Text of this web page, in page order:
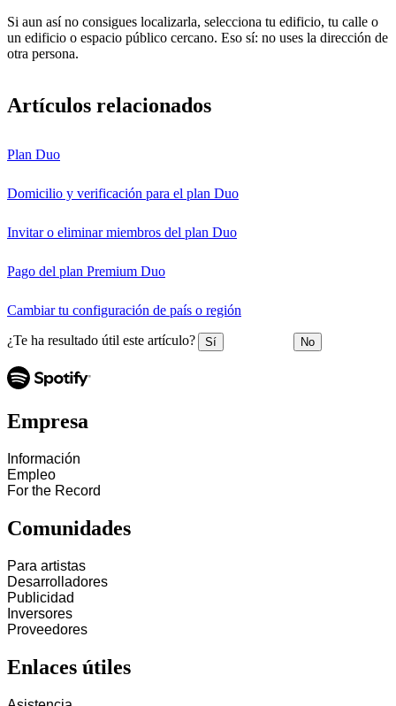
Si aun así no consigues localizarla, selecciona tu edificio, tu calle o
un edificio o espacio público cercano. Eso sí: no uses la dirección de
otra persona.
Artículos relacionados
Plan Duo
Domicilio y verificación para el plan Duo
Invitar o eliminar miembros del plan Duo
Pago del plan Premium Duo
Cambiar tu configuración de país o región
¿Te ha resultado útil este artículo? Sí No
Empresa
Información
Empleo
For the Record
Comunidades
Para artistas
Desarrolladores
Publicidad
Inversores
Proveedores
Enlaces útiles